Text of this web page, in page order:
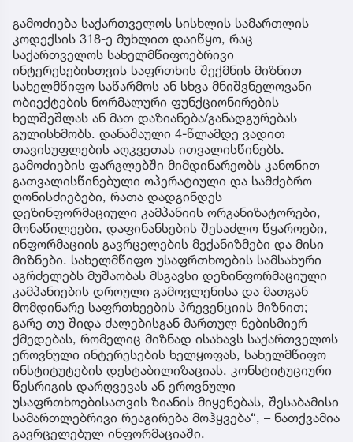
გამოძიება საქართველოს სისხლის სამართლის
კოდექსის 318-ე მუხლით დაიწყო, რაც
საქართველოს სახელმწიფოებრივი
ინტერესებისთვის საფრთხის შექმნის მიზნით
სახელმწიფო საწარმოს ან სხვა მნიშვნელოვანი
ობიექტების ნორმალური ფუნქციონირების
ხელშეშლას ან მათ დაზიანება/განადგურებას
გულისხმობს. დანაშაული 4-წლამდე ვადით
თავისუფლების აღკვეთას ითვალისწინებს.
გამოძიების ფარგლებში მიმდინარეობს კანონით
გათვალისწინებული ოპერატიული და სამძებრო
ღონისძიებები, რათა დადგინდეს
დეზინფორმაციული კამპანიის ორგანიზატორები,
მონაწილეები, დაფინანსების შესაძლო წყაროები,
ინფორმაციის გავრცელების მექანიზმები და მისი
მიზნები. სახელმწიფო უსაფრთხოების სამსახური
აგრძელებს მუშაობას მსგავსი დეზინფორმაციული
კამპანიების დროული გამოვლენისა და მათგან
მომდინარე საფრთხეების პრევენციის მიზნით;
გარე თუ შიდა ძალებისგან მართულ ნებისმიერ
ქმედებას, რომელიც მიზნად ისახავს საქართველოს
ეროვნული ინტერესების ხელყოფას, სახელმწიფო
ინსტიტუტების დესტაბილიზაციას, კონსტიტუციური
წესრიგის დარღვევას ან ეროვნული
უსაფრთხოებისათვის ზიანის მიყენებას, შესაბამისი
სამართლებრივი რეაგირება მოჰყვება“, – ნათქვამია
გავრცელებულ ინფორმაციაში.